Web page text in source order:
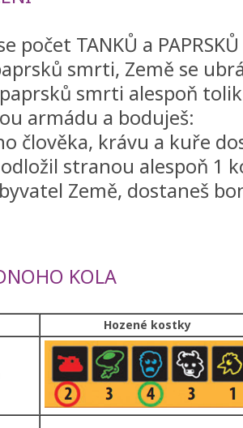
počet TANKŮ a
smrti, Země se
smrti alespoň
armádu a boduješ:
člověka, krávu a kuře
stranou alespoň 1
Země, dostaneš
KOLA
Hozené kostky